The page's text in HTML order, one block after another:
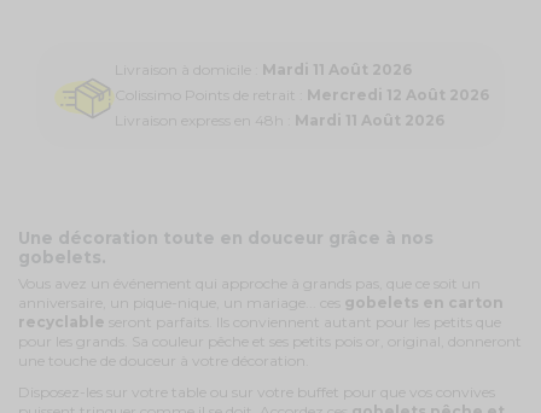
Livraison à domicile : Mardi 11 Août 2026
Colissimo Points de retrait : Mercredi 12 Août 2026
Livraison express en 48h : Mardi 11 Août 2026
Une décoration toute en douceur grâce à nos
gobelets.
Vous avez un événement qui approche à grands pas, que ce soit un
anniversaire, un pique-nique, un mariage... ces gobelets en carton
recyclable seront parfaits. Ils conviennent autant pour les petits que
pour les grands. Sa couleur pêche et ses petits pois or, original, donneront
une touche de douceur à votre décoration.
Disposez-les sur votre table ou sur votre buffet pour que vos convives